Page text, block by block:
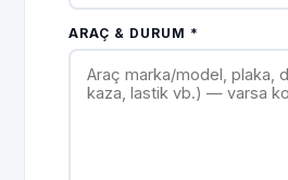
ARAÇ & DURUM *